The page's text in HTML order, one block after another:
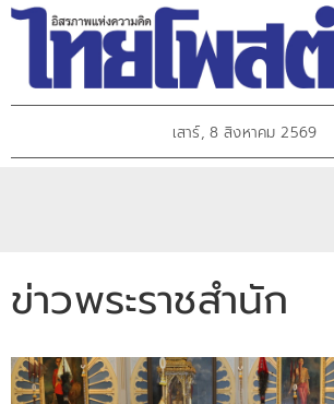
เสาร์, 8 สิงหาคม 2569
ข่าวพระราชสำนัก